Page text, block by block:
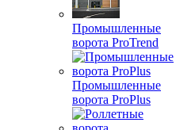
Промышленные
ворота ProTrend
Промышленные
ворота ProPlus